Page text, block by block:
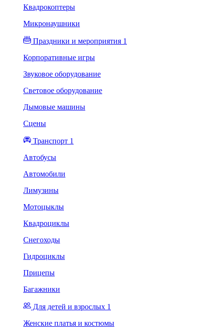
Квадрокоптеры
Микронаушники
Праздники и мероприятия 1
Корпоративные игры
Звуковое оборудование
Световое оборудование
Дымовые машины
Сцены
Транспорт 1
Автобусы
Автомобили
Лимузины
Мотоцыклы
Квадроциклы
Снегоходы
Гидроциклы
Прицепы
Багажники
Для детей и взрослых 1
Женские платья и костюмы